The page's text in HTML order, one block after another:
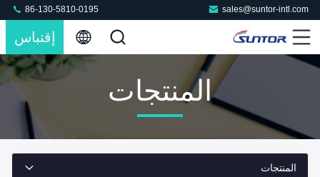
sales@suntor-intl.com
86-130-5810-0195
إقتباس
المنتجات
المنتجات